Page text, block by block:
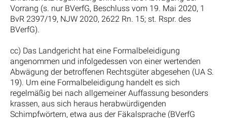
Vorrang (s. nur BVerfG, Beschluss vom 19. Mai 2020, 1
BvR 2397/19, NJW 2020, 2622 Rn. 15; st. Rspr. des
BVerfG).
cc) Das Landgericht hat eine Formalbeleidigung
angenommen und infolgedessen von einer wertenden
Abwägung der betroffenen Rechtsgüter abgesehen (UA S.
19). Um eine Formalbeleidigung handelt es sich
regelmäßig bei nach allgemeiner Auffassung besonders
krassen, aus sich heraus herabwürdigenden
Schimpfwörtern, etwa aus der Fäkalsprache (BVerfG